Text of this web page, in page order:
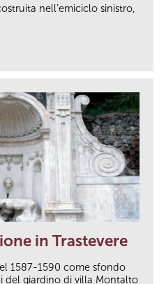
nell’emiciclo sinistro,
in Trastevere
1587-1590 come sfondo
del giardino di villa Montalto